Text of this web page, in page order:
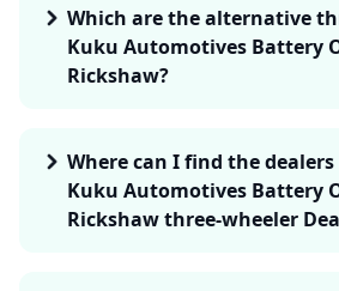
Which are the alternative
Kuku Automotives Battery
Rickshaw?
Where can I find the
Kuku Automotives Battery
Rickshaw three-wheeler